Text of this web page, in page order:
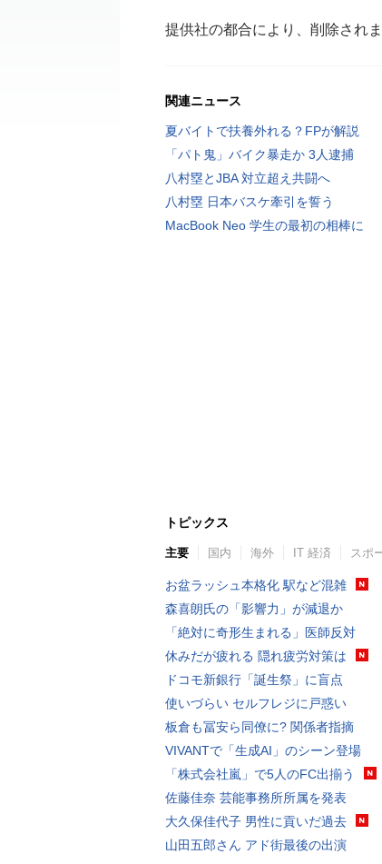
提供社の都合により、削除されま
関連ニュース
夏バイトで扶養外れる？FPが解説
「パト鬼」バイク暴走か 3人逮捕
八村塁とJBA 対立超え共闘へ
八村塁 日本バスケ牽引を誓う
MacBook Neo 学生の最初の相棒に
トピックス
主要 国内 海外 IT 経済 スポ
お盆ラッシュ本格化 駅など混雑
森喜朗氏の「影響力」が減退か
「絶対に奇形生まれる」医師反対
休みだが疲れる 隠れ疲労対策は
ドコモ新銀行「誕生祭」に盲点
使いづらい セルフレジに戸惑い
板倉も冨安ら同僚に? 関係者指摘
VIVANTで「生成AI」のシーン登場
「株式会社嵐」で5人のFC出揃う
佐藤佳奈 芸能事務所所属を発表
大久保佳代子 男性に貢いだ過去
山田五郎さん アド街最後の出演